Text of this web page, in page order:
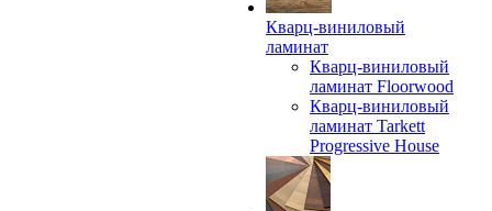
Кварц-виниловый
ламинат
Кварц-виниловый
ламинат Floorwood
Кварц-виниловый
ламинат Tarkett
Progressive House